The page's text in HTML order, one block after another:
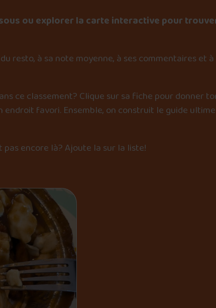
ou explorer la carte interactive pour
resto, à sa note moyenne, à ses commentaires et
ce classement? Clique sur sa fiche pour donner
favori. Ensemble, on construit le guide
pas encore là?Ajoute la sur la liste!